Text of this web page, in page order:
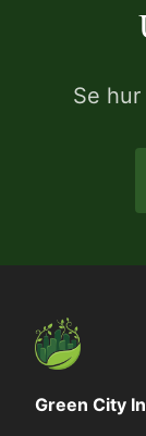
Se
Green City